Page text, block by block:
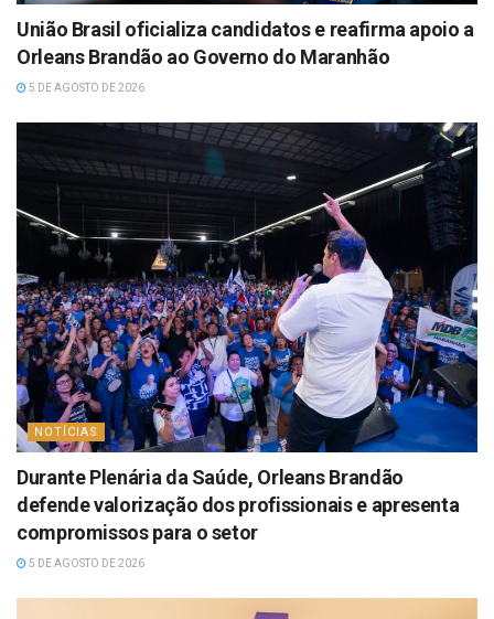
União Brasil oficializa candidatos e reafirma apoio a
Orleans Brandão ao Governo do Maranhão
5 DE AGOSTO DE 2026
NOTÍCIAS
Durante Plenária da Saúde, Orleans Brandão
defende valorização dos profissionais e apresenta
compromissos para o setor
5 DE AGOSTO DE 2026